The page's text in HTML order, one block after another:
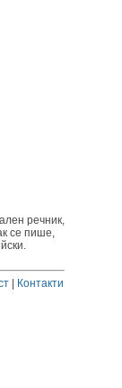
речник,
се пише,
|
Контакти